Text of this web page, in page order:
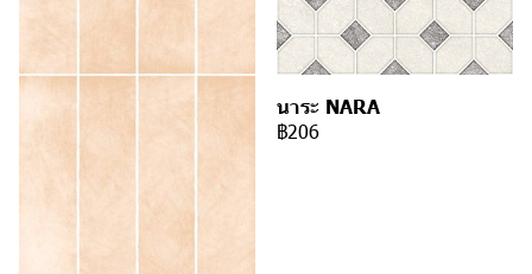
นาระ NARA
฿206